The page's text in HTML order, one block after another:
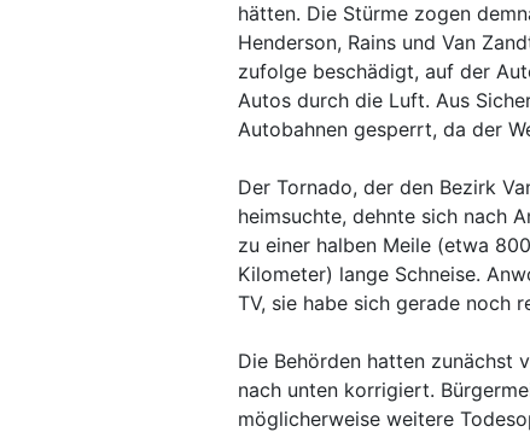
hätten. Die Stürme zogen
Henderson, Rains und Van
zufolge beschädigt, auf der
Autos durch die Luft. Aus
Autobahnen gesperrt, da der
Der Tornado, der den Bezirk
heimsuchte, dehnte sich nach
zu einer halben Meile (etwa
Kilometer) lange Schneise.
TV, sie habe sich gerade noch
Die Behörden hatten zunächst
nach unten korrigiert.
möglicherweise weitere